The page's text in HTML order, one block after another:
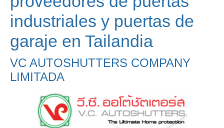
industriales y puertas de
garaje en Tailandia
VC AUTOSHUTTERS COMPANY
LIMITADA